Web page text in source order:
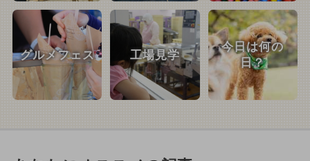
グルメフェス 工場見学
今日は何の
日？